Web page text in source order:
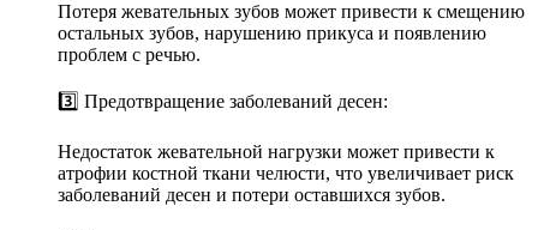
Потеря жевательных зубов может привести к смещению
остальных зубов, нарушению прикуса и появлению
проблем с речью.
3️⃣ Предотвращение заболеваний десен:
Недостаток жевательной нагрузки может привести к
атрофии костной ткани челюсти, что увеличивает риск
заболеваний десен и потери оставшихся зубов.